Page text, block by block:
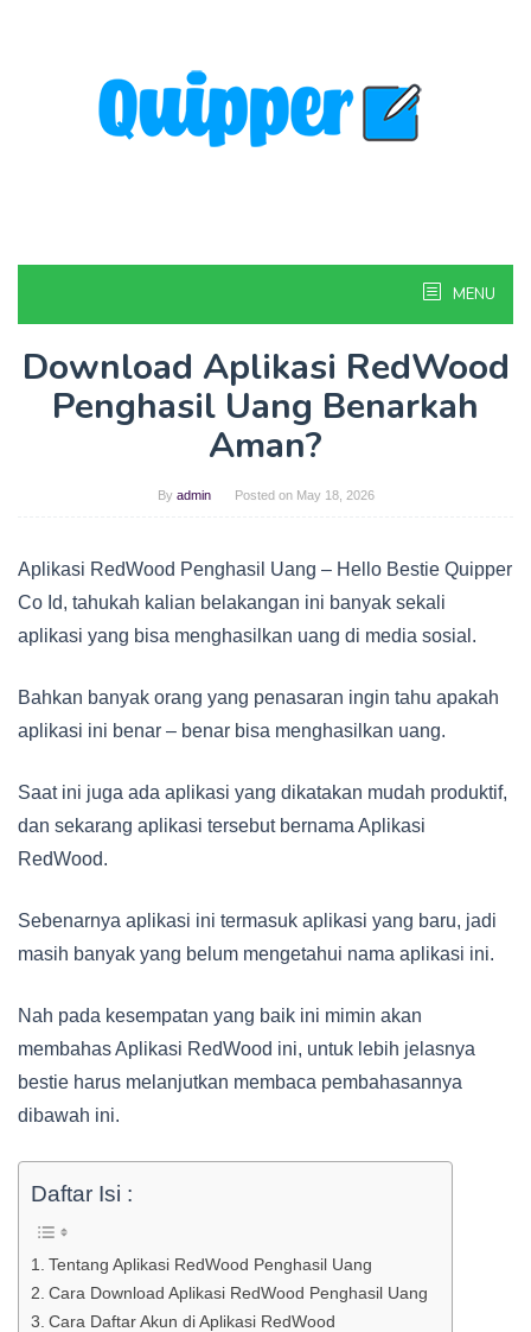
MENU
Download Aplikasi RedWood
Penghasil Uang Benarkah
Aman?
By admin Posted on May 18, 2026
Aplikasi RedWood Penghasil Uang – Hello Bestie Quipper
Co Id, tahukah kalian belakangan ini banyak sekali
aplikasi yang bisa menghasilkan uang di media sosial.
Bahkan banyak orang yang penasaran ingin tahu apakah
aplikasi ini benar – benar bisa menghasilkan uang.
Saat ini juga ada aplikasi yang dikatakan mudah produktif,
dan sekarang aplikasi tersebut bernama Aplikasi
RedWood.
Sebenarnya aplikasi ini termasuk aplikasi yang baru, jadi
masih banyak yang belum mengetahui nama aplikasi ini.
Nah pada kesempatan yang baik ini mimin akan
membahas Aplikasi RedWood ini, untuk lebih jelasnya
bestie harus melanjutkan membaca pembahasannya
dibawah ini.
Daftar Isi :
Tentang Aplikasi RedWood Penghasil Uang
Cara Download Aplikasi RedWood Penghasil Uang
Cara Daftar Akun di Aplikasi RedWood